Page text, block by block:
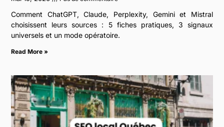
Comment ChatGPT, Claude, Perplexity, Gemini et Mistral
choisissent leurs sources : 5 fiches pratiques, 3 signaux
universels et un mode opératoire.
Read More »